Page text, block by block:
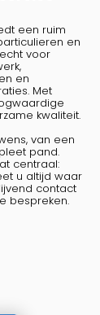
een ruim
en
voor
en
Met
kwaliteit.
van een
pand.
centraal:
u altijd waar
contact
bespreken.